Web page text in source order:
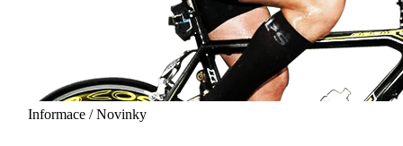
Informace / Novinky